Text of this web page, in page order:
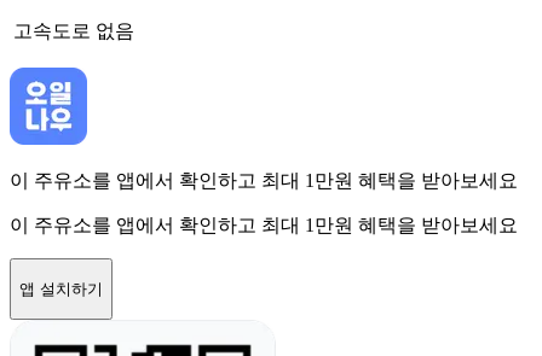
고속도로 없음
이 주유소를 앱에서 확인하고 최대 1만원 혜택을 받아보세요
이 주유소를 앱에서 확인하고 최대 1만원 혜택을 받아보세요
앱 설치하기